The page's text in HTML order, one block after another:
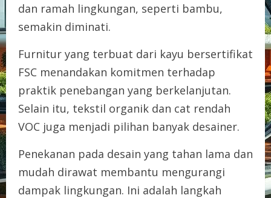
dan ramah lingkungan, seperti bambu,
semakin diminati.
Furnitur yang terbuat dari kayu bersertifikat
FSC menandakan komitmen terhadap
praktik penebangan yang berkelanjutan.
Selain itu, tekstil organik dan cat rendah
VOC juga menjadi pilihan banyak desainer.
Penekanan pada desain yang tahan lama dan
mudah dirawat membantu mengurangi
dampak lingkungan. Ini adalah langkah